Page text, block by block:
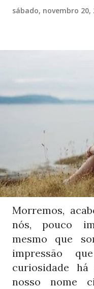
sábado, novembro 20,
Morremos,
nós, pouco
mesmo que
impressão
curiosidade
nosso nome